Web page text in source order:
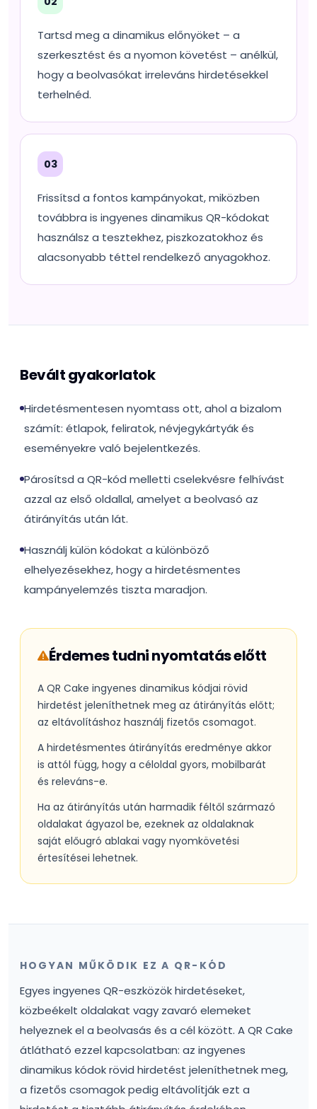
Tartsd meg a dinamikus előnyöket – a
szerkesztést és a nyomon követést – anélkül,
hogy a beolvasókat irreleváns hirdetésekkel
terhelnéd.
03
Frissítsd a fontos kampányokat, miközben
továbbra is ingyenes dinamikus QR-kódokat
használsz a tesztekhez, piszkozatokhoz és
alacsonyabb téttel rendelkező anyagokhoz.
Bevált gyakorlatok
Hirdetésmentesen nyomtass ott, ahol a bizalom
számít: étlapok, feliratok, névjegykártyák és
eseményekre való bejelentkezés.
Párosítsd a QR-kód melletti cselekvésre felhívást
azzal az első oldallal, amelyet a beolvasó az
átirányítás után lát.
Használj külön kódokat a különböző
elhelyezésekhez, hogy a hirdetésmentes
kampányelemzés tiszta maradjon.
Érdemes tudni nyomtatás előtt
A QR Cake ingyenes dinamikus kódjai rövid
hirdetést jeleníthetnek meg az átirányítás előtt;
az eltávolításhoz használj fizetős csomagot.
A hirdetésmentes átirányítás eredménye akkor
is attól függ, hogy a céloldal gyors, mobilbarát
és releváns-e.
Ha az átirányítás után harmadik féltől származó
oldalakat ágyazol be, ezeknek az oldalaknak
saját előugró ablakai vagy nyomkövetési
értesítései lehetnek.
HOGYAN MŰKÖDIK EZ A QR-KÓD
Egyes ingyenes QR-eszközök hirdetéseket,
közbeékelt oldalakat vagy zavaró elemeket
helyeznek el a beolvasás és a cél között. A QR Cake
átlátható ezzel kapcsolatban: az ingyenes
dinamikus kódok rövid hirdetést jeleníthetnek meg,
a fizetős csomagok pedig eltávolítják ezt a